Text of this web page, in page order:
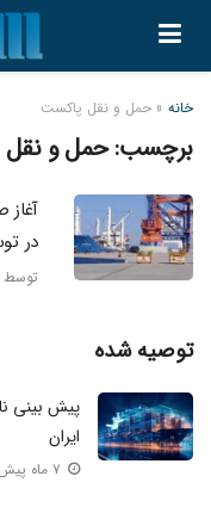
خانه » حمل و نقل پاکست
برچسب:حمل و
آغاز
در
توسط
توصیه شده
پیش بینی
ایران